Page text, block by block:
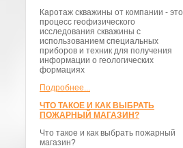
Каротаж скважины от компании - это
процесс геофизического
исследования скважины с
использованием специальных
приборов и техник для получения
информации о геологических
формациях
Подробнее...
ЧТО ТАКОЕ И КАК ВЫБРАТЬ
ПОЖАРНЫЙ МАГАЗИН?
Что такое и как выбрать пожарный
магазин?